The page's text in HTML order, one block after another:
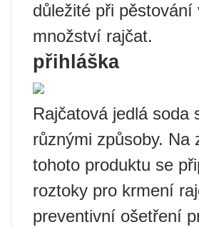
důležité při pěstování
množství rajčat.
přihláška
Rajčatová jedlá soda
různými způsoby. Na
tohoto produktu se
roztoky pro krmení
preventivní ošetření